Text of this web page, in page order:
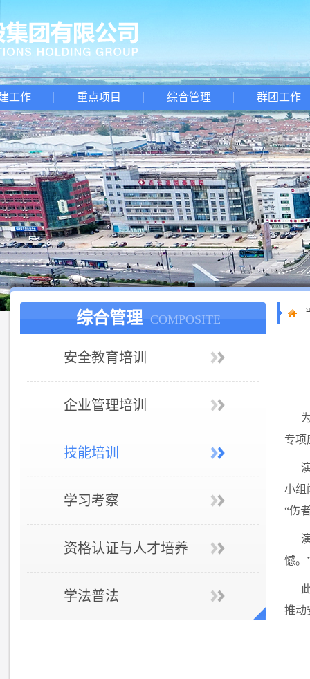
工作 重点项目 综合管理 群团工作
综合管理 COMPOSITE
安全教育培训
企业管理培训
技能培训
学习考察
资格认证与人才培养
学法普法
专项
小组
“伤
憾。
推动